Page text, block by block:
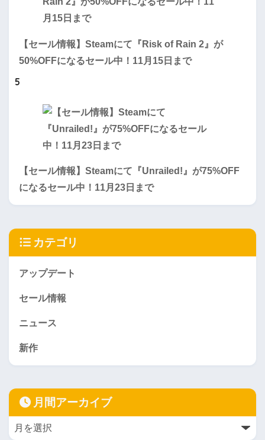
【セール情報】Steamにて『Risk of Rain 2』が
50%OFFになるセール中！11月15日まで
5
【セール情報】Steamにて『Unrailed!』が75%OFF
になるセール中！11月23日まで
カテゴリ
アップデート
セール情報
ニュース
新作
月間アーカイブ